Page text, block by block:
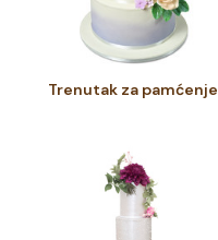
Trenutak za pamćenje